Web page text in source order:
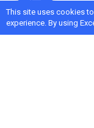
This site uses cookies
experience. By using